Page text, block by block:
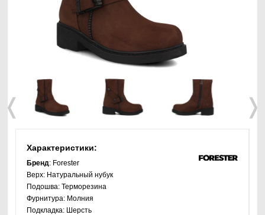
❬ ❭
Характеристики:
Бренд: Forester
Верх: Натуральный нубук
Подошва:Терморезина
Фурнитура: Молния
Подкладка: Шерсть